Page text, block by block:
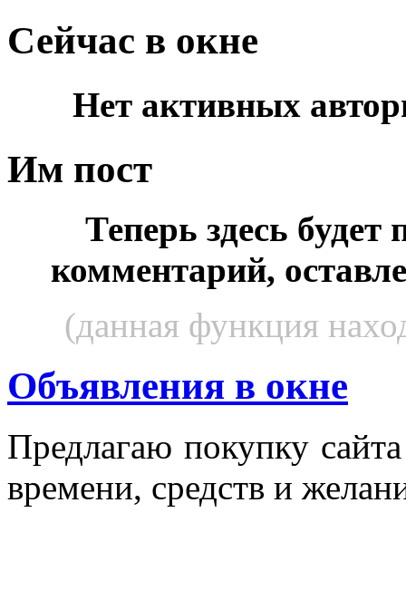
Сейчас в окне
Нет активных
Им пост
Теперь здесь будет
комментарий,
(данная функция
Объявления в окне
Пред­ла­гаю по­куп­ку
вре­мени, средств и